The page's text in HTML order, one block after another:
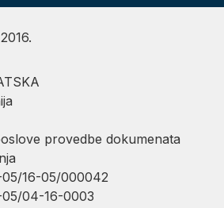
provedbe dokumenata
16-05/000042
05/04-16-0003